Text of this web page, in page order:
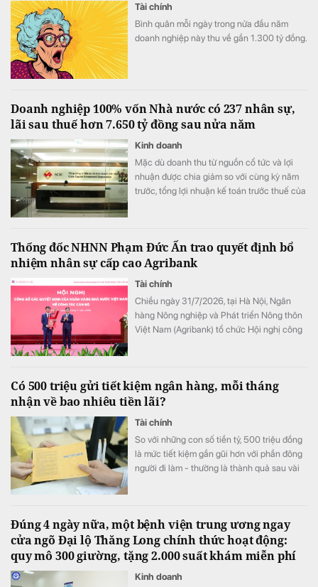
Tài chính
Bình quân mỗi ngày trong nửa đầu năm
doanh nghiệp này thu về gần 1.300 tỷ đồng.
Doanh nghiệp 100% vốn Nhà nước có 237 nhân sự,
lãi sau thuế hơn 7.650 tỷ đồng sau nửa năm
Kinh doanh
Mặc dù doanh thu từ nguồn cổ tức và lợi
nhuận được chia giảm so với cùng kỳ năm
trước, tổng lợi nhuận kế toán trước thuế của
tư.
Thống đốc NHNN Phạm Đức Ấn trao quyết định bổ
nhiệm nhân sự cấp cao Agribank
Tài chính
Chiều ngày 31/7/2026, tại Hà Nội, Ngân
hàng Nông nghiệp và Phát triển Nông thôn
Việt Nam (Agribank) tổ chức Hội nghị công
Có 500 triệu gửi tiết kiệm ngân hàng, mỗi tháng
nhận về bao nhiêu tiền lãi?
Tài chính
So với những con số tiền tỷ, 500 triệu đồng
là mức tiết kiệm gần gũi hơn với phần đông
người đi làm - thường là thành quả sau vài
Đúng 4 ngày nữa, một bệnh viện trung ương ngay
cửa ngõ Đại lộ Thăng Long chính thức hoạt động:
quy mô 300 giường, tặng 2.000 suất khám miễn phí
Kinh doanh